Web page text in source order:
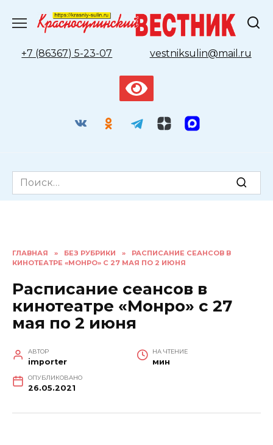
содержанию
+7 (86367) 5-23-07
vestniksulin@mail.ru
Search
for:
ГЛАВНАЯ » БЕЗ РУБРИКИ »
РАСПИСАНИЕ СЕАНСОВ В
КИНОТЕАТРЕ «МОНРО» С 27 МАЯ ПО 2 ИЮНЯ
Расписание сеансов в
кинотеатре «Монро» с 27
мая по 2 июня
АВТОР
importer
НА ЧТЕНИЕ
мин
ОПУБЛИКОВАНО
26.05.2021